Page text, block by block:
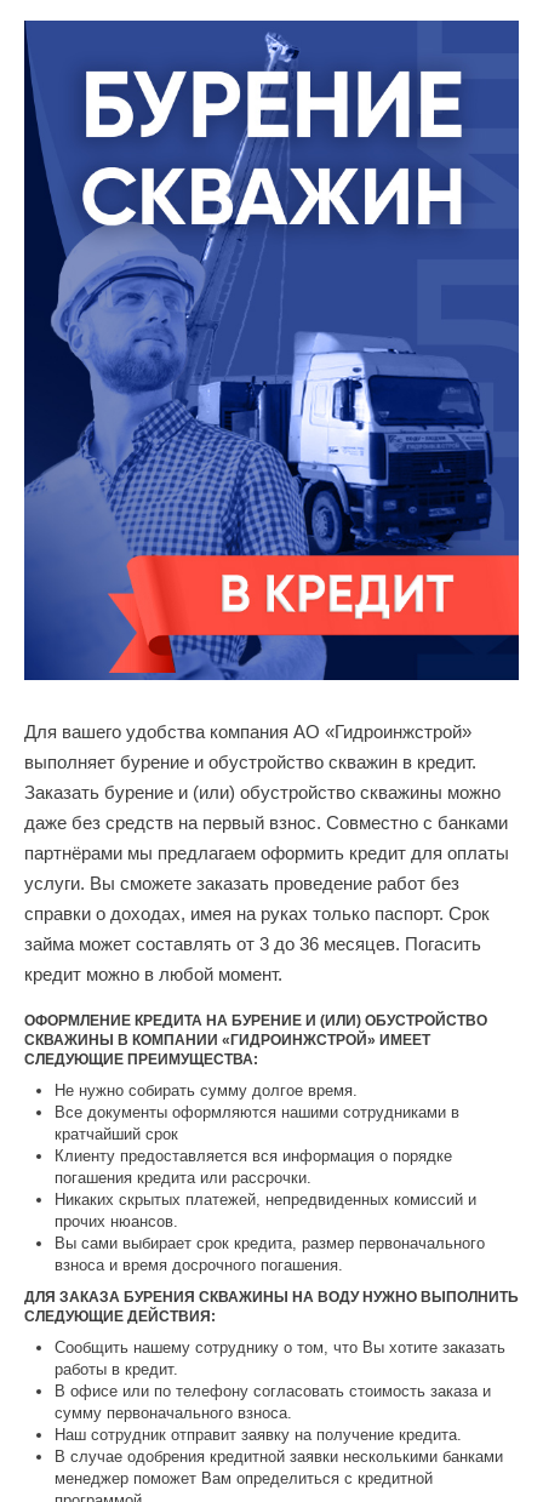
Для вашего удобства компания АО «Гидроинжстрой»
выполняет бурение и обустройство скважин в кредит.
Заказать бурение и (или) обустройство скважины можно
даже без средств на первый взнос. Совместно с банками
партнёрами мы предлагаем оформить кредит для оплаты
услуги. Вы сможете заказать проведение работ без
справки о доходах, имея на руках только паспорт. Срок
займа может составлять от 3 до 36 месяцев. Погасить
кредит можно в любой момент.
ОФОРМЛЕНИЕ КРЕДИТА НА БУРЕНИЕ И (ИЛИ) ОБУСТРОЙСТВО
СКВАЖИНЫ В КОМПАНИИ «ГИДРОИНЖСТРОЙ» ИМЕЕТ
СЛЕДУЮЩИЕ ПРЕИМУЩЕСТВА:
Не нужно собирать сумму долгое время.
Все документы оформляются нашими сотрудниками в
кратчайший срок
Клиенту предоставляется вся информация о порядке
погашения кредита или рассрочки.
Никаких скрытых платежей, непредвиденных комиссий и
прочих нюансов.
Вы сами выбирает срок кредита, размер первоначального
взноса и время досрочного погашения.
ДЛЯ ЗАКАЗА БУРЕНИЯ СКВАЖИНЫ НА ВОДУ НУЖНО ВЫПОЛНИТЬ
СЛЕДУЮЩИЕ ДЕЙСТВИЯ:
Сообщить нашему сотруднику о том, что Вы хотите заказать
работы в кредит.
В офисе или по телефону согласовать стоимость заказа и
сумму первоначального взноса.
Наш сотрудник отправит заявку на получение кредита.
В случае одобрения кредитной заявки несколькими банками
менеджер поможет Вам определиться с кредитной